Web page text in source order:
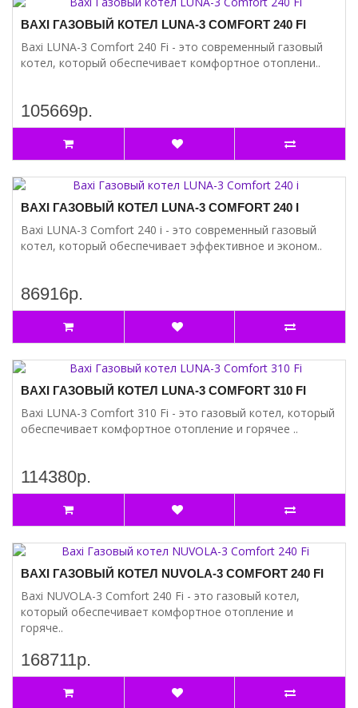
BAXI ГАЗОВЫЙ КОТЕЛ LUNA-3 COMFORT 240 FI
Baxi LUNA-3 Comfort 240 Fi - это современный газовый
котел, который обеспечивает комфортное отоплени..
105669р.
BAXI ГАЗОВЫЙ КОТЕЛ LUNA-3 COMFORT 240 I
Baxi LUNA-3 Comfort 240 i - это современный газовый
котел, который обеспечивает эффективное и эконом..
86916р.
BAXI ГАЗОВЫЙ КОТЕЛ LUNA-3 COMFORT 310 FI
Baxi LUNA-3 Comfort 310 Fi - это газовый котел, который
обеспечивает комфортное отопление и горячее ..
114380р.
BAXI ГАЗОВЫЙ КОТЕЛ NUVOLA-3 COMFORT 240 FI
Baxi NUVOLA-3 Comfort 240 Fi - это газовый котел,
который обеспечивает комфортное отопление и
горяче..
168711р.